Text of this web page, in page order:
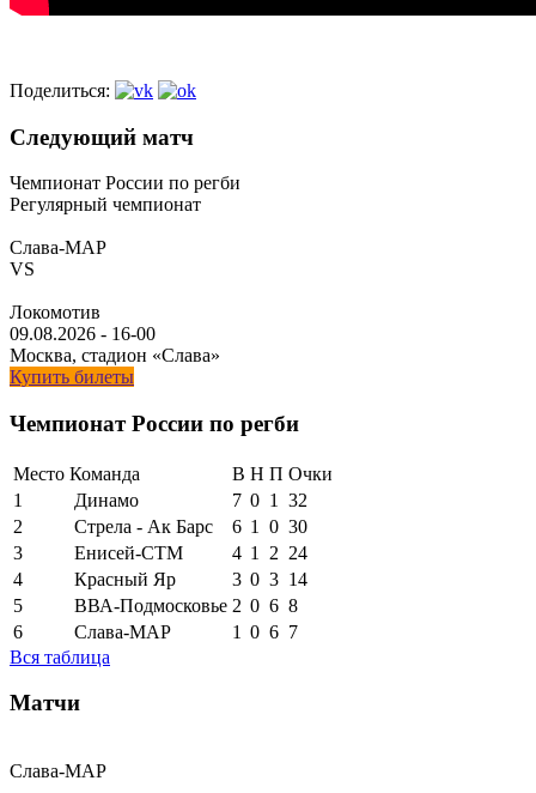
Поделиться:
Следующий матч
Чемпионат России по регби
Регулярный чемпионат
Слава-МАР
VS
Локомотив
09.08.2026 - 16-00
Москва, стадион «Слава»
Купить билеты
Чемпионат России по регби
Место Команда В Н П Очки
1
Динамо 7 0 1
32
2
Стрела - Ак Барс 6 1 0 30
3
Енисей-СТМ 4 1 2 24
4
Красный Яр 3 0 3 14
5
ВВА-Подмосковье 2 0 6 8
6
Слава-МАР 1 0 6 7
Вся таблица
Матчи
Слава-МАР